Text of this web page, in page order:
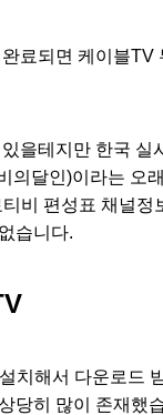
료되면 케이블TV
을테지만 한국 실
의달인)이라는 오
비 편성표 채널정
습니다.
치해서 다운로드
당히 많이 존재했